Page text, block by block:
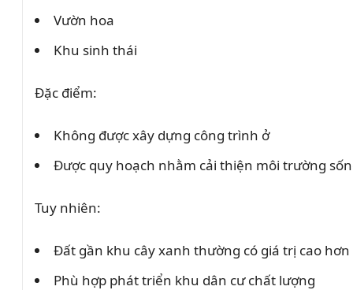
Vườn hoa
Khu sinh thái
Đặc điểm:
Không được xây dựng công trình ở
Được quy hoạch nhằm cải thiện môi trường
Tuy nhiên:
Đất gần khu cây xanh thường có giá trị cao hơn
Phù hợp phát triển khu dân cư chất lượng